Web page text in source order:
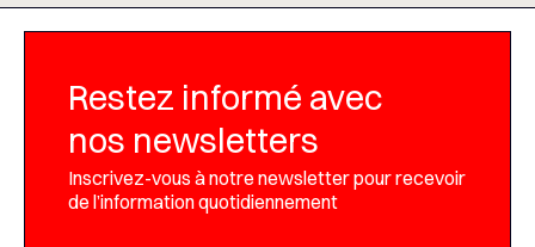
Restez informé avec
nos newsletters
Inscrivez-vous à notre newsletter pour recevoir
de l’information quotidiennement